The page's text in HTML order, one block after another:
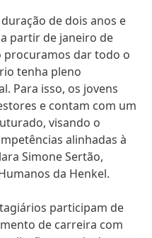
de dois anos e
partir de janeiro de
procuramos dar todo o
tenha pleno
Para isso, os jovens
e contam com um
visando o
alinhadas à
Simone Sertão,
da Henkel.
participam de
de carreira com